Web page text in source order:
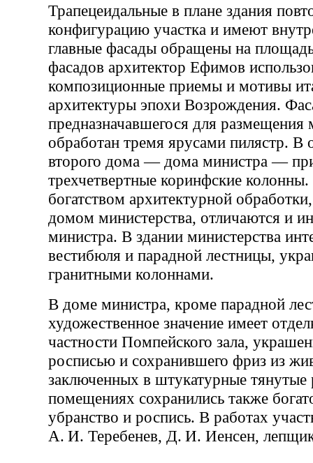
Трапецеидальные в плане здания
конфигурацию участка и имеют
главные фасады обращены на
фасадов архитектор Ефимов
композиционные приемы и мотивы
архитектуры эпохи Возрождения.
предназначавшегося для размещения
обработан тремя ярусами пилястр. В
второго дома — дома министра —
трехчетвертные коринфские
богатством архитектурной
домом министерства, отличаются и
министра. В здании министерства
вестибюля и парадной лестницы,
гранитными колоннами.
В доме министра, кроме парадной
художественное значение имеет
частности Помпейского зала,
росписью и сохранившего фриз из
заключенных в штукатурные
помещениях сохранились также
убранство и роспись. В работах
А. И. Теребенев, Д. И. Иенсен,